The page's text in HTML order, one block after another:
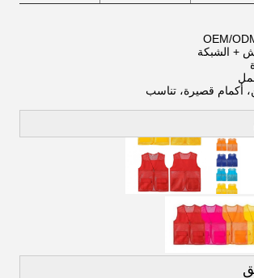
+ الشبكة
أكمام قصيرة، تناسب